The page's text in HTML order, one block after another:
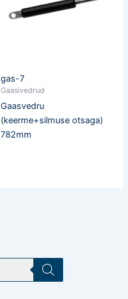
gas-7
Gaasivedrud
Gaasvedru
(keerme+silmuse otsaga)
782mm